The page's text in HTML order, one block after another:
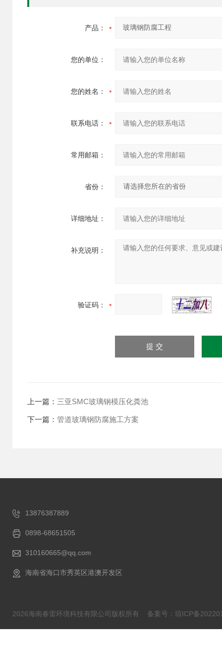
产品：
您的单位：
您的姓名：
联系电话：
常用邮箱：
省份：
详细地址：
补充说明：
验证码：
上一篇： 三亚SMC玻璃钢模压化粪池
下一篇： 管道玻璃钢防腐施工方案
13876387889
0898-68651505
310160665@qq.com
海南省海口市秀英区港澳开发区
2026海南春雷环境科技有限公司版权所有 备案号：琼ICP备